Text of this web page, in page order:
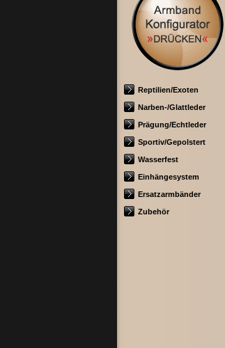
Reptilien/Exoten
Narben-/Glattleder
Prägung/Echtleder
Sportiv/Gepolstert
Wasserfest
Einhängesystem
Ersatzarmbänder
Zubehör